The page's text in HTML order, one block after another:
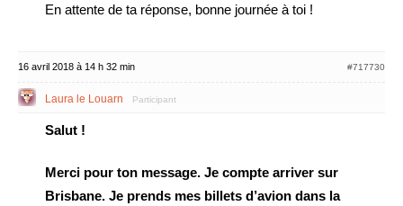
En attente de ta réponse, bonne journée à toi !
16 avril 2018 à 14 h 32 min #717730
Laura le Louarn Participant
Salut !
Merci pour ton message. Je compte arriver sur
Brisbane. Je prends mes billets d’avion dans la